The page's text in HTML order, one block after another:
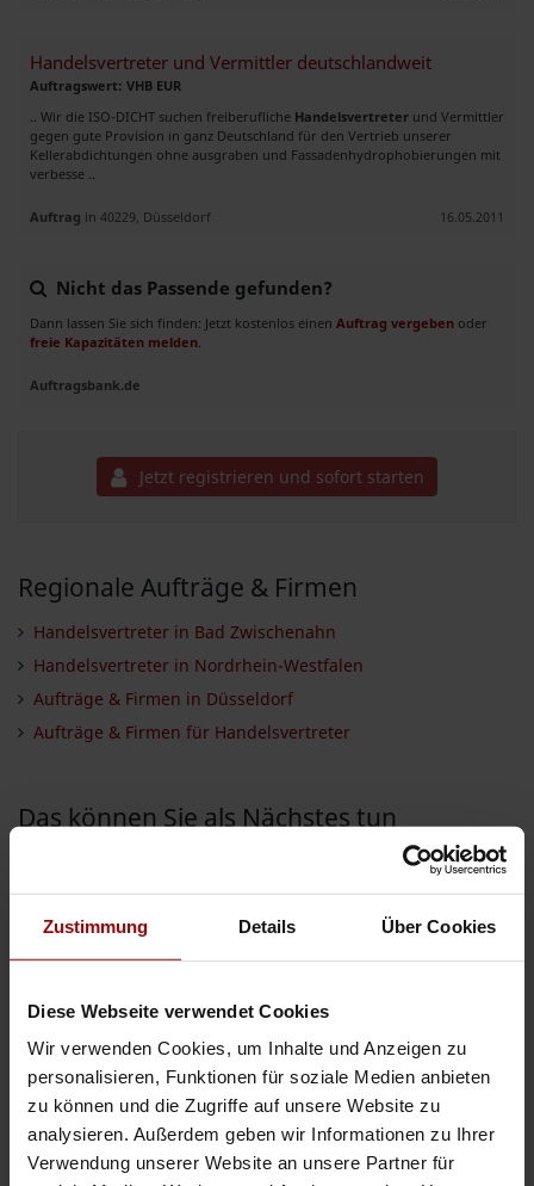
Zustimmung Details Über Cookies
Diese Webseite verwendet Cookies
Wir verwenden Cookies, um Inhalte und Anzeigen zu
personalisieren, Funktionen für soziale Medien anbieten
zu können und die Zugriffe auf unsere Website zu
analysieren. Außerdem geben wir Informationen zu Ihrer
Verwendung unserer Website an unsere Partner für
Handelsvertreter und Vermittler deutschlandweit
Auftragswert: VHB EUR
.. Wir die ISO-DICHT suchen freiberufliche Handelsvertreter und Vermittler
gegen gute Provision in ganz Deutschland für den Vertrieb unserer
Kellerabdichtungen ohne ausgraben und Fassadenhydrophobierungen mit
verbesse ..
Auftrag in 40229, Düsseldorf 16.05.2011
Nicht das Passende gefunden?
Dann lassen Sie sich finden: Jetzt kostenlos einen Auftrag vergeben oder
freie Kapazitäten melden
Auftragsbank.de
Jetzt registrieren und sofort starten
Regionale Aufträge & Firmen
Handelsvertreter in Bad Zwischenahn
Handelsvertreter in Nordrhein-Westfalen
Aufträge & Firmen in Düsseldorf
Aufträge & Firmen für Handelsvertreter
Das können Sie als Nächstes tun
Jetzt kostenlos einen Auftrag vergeben
Aufträge aller Branchen einsehen
Firmen aller Branchen einsehen
INSERIEREN
Auftrag vergeben
Auftrag suchen